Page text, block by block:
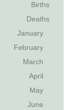
Births
Deaths
January
February
March
April
May
June